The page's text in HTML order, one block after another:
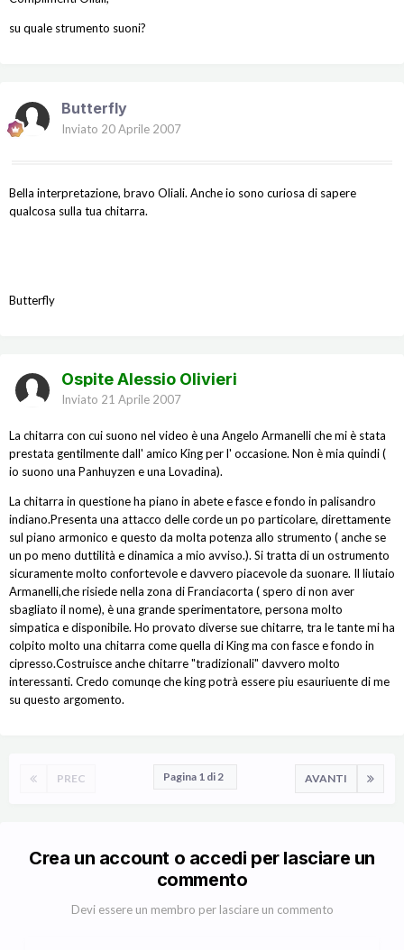
su quale strumento suoni?
Butterfly
Inviato 20 Aprile 2007
Bella interpretazione, bravo Oliali. Anche io sono curiosa di sapere
qualcosa sulla tua chitarra.
Butterfly
Ospite Alessio Olivieri
Inviato 21 Aprile 2007
La chitarra con cui suono nel video è una Angelo Armanelli che mi è stata
prestata gentilmente dall' amico King per l' occasione. Non è mia quindi (
io suono una Panhuyzen e una Lovadina).
La chitarra in questione ha piano in abete e fasce e fondo in palisandro
indiano.Presenta una attacco delle corde un po particolare, direttamente
sul piano armonico e questo da molta potenza allo strumento ( anche se
un po meno duttilità e dinamica a mio avviso.). Si tratta di un ostrumento
sicuramente molto confortevole e davvero piacevole da suonare. Il liutaio
Armanelli,che risiede nella zona di Franciacorta ( spero di non aver
sbagliato il nome), è una grande sperimentatore, persona molto
simpatica e disponibile. Ho provato diverse sue chitarre, tra le tante mi ha
colpito molto una chitarra come quella di King ma con fasce e fondo in
cipresso.Costruisce anche chitarre "tradizionali" davvero molto
interessanti. Credo comunqe che king potrà essere piu esauriuente di me
su questo argomento.
PREC AVANTI
Pagina 1 di 2
Crea un account o accedi per lasciare un
commento
Devi essere un membro per lasciare un commento